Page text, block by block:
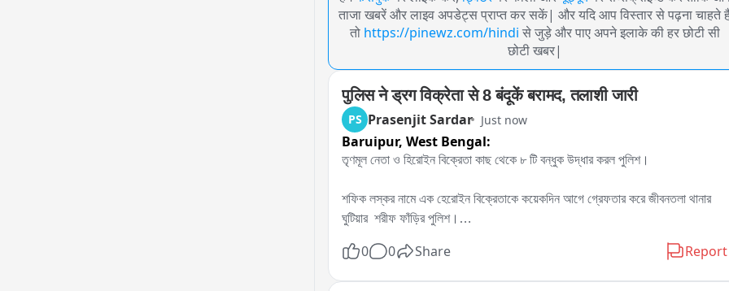
ताजा खबरें और लाइव अपडेट्स प्राप्त कर सकें| और यदि आप विस्तार से पढ़ना चाहते
तो https://pinewz.com/hindi से जुड़े और पाए अपने इलाके की हर छोटी सी
छोटी खबर|
पुलिस ने ड्रग विक्रेता से 8 बंदूकें बरामद, तलाशी जारी
PS Prasenjit Sardar Just now
Baruipur, West Bengal:
তৃণমূল নেতা ও হিরোইন বিক্রেতা কাছ থেকে ৮ টি বন্ধুক উদ্ধার করল পুলিশ।
শফিক লস্কর নামে এক হেরোইন বিক্রেতাকে কয়েকদিন আগে গ্রেফতার করে জীবনতলা থানার
ঘুটিয়ার  শরীফ ফাঁড়ির পুলিশ।
বর্তমানে পুলিশ হেফাজতে রয়েছে সে। তাকে জেরা করে জিবনতলা থানার পুলিশ এসডিপিও
0 0 Share Report